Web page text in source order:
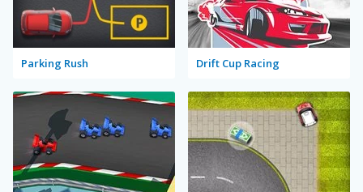
Parking Rush Drift Cup Racing